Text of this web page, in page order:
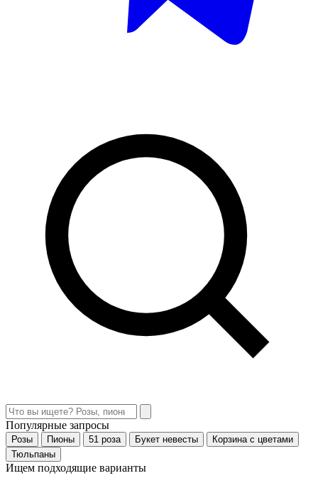
Популярные запросы
Розы Пионы 51 роза Букет невесты
Корзина с цветами
Тюльпаны
Ищем подходящие варианты